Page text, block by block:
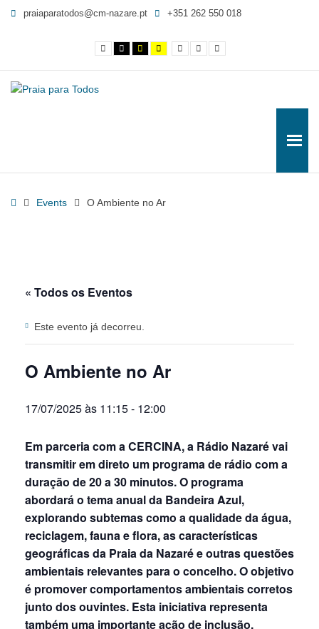
-
Praia
praiaparatodos@cm-nazare.pt +351 262 550 018
Contraste
normal
Contraste
preto
branco
Contraste
preto
amarelo
Yellow
and
contrast
Smaller
Font
Letra
por maior
HomeEvents O Ambiente no Ar
« Todos os Eventos
Este evento já decorreu.
O Ambiente no Ar
17/07/2025 às 11:15- 12:00
Em parceria com a CERCINA, a Rádio Nazaré vai
transmitir em direto um programa de rádio com a
duração de 20 a 30 minutos. O programa
abordará o tema anual da Bandeira Azul,
explorando subtemas como a qualidade da água,
reciclagem, fauna e flora, as características
geográficas da Praia da Nazaré e outras questões
ambientais relevantes para o concelho. O objetivo
é promover comportamentos ambientais corretos
junto dos ouvintes. Esta iniciativa representa
também uma importante ação de inclusão,